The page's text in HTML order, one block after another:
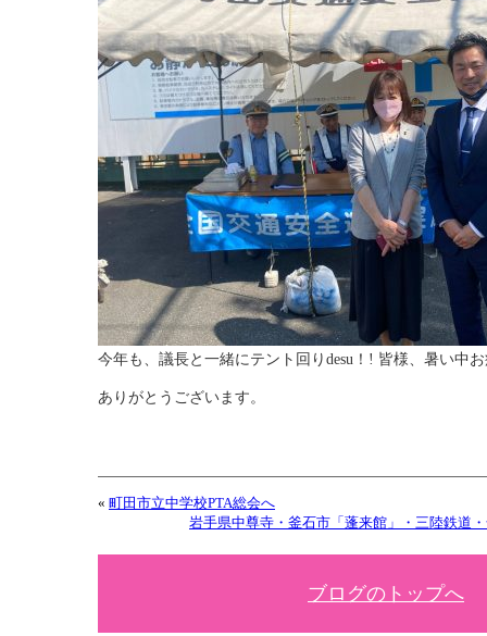
今年も、議長と一緒にテント回りdesu！! 皆様、
ありがとうございます。
« 町田市立中学校PTA総会へ
岩手県中尊寺・釜石市「蓬来館」・三陸鉄道
ブログのトップへ